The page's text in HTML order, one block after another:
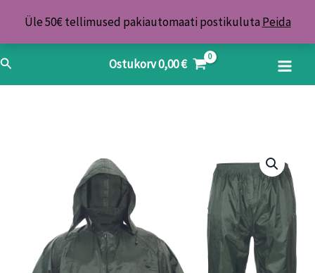
Üle 50€ tellimused pakiautomaati postikuluta Peida
content
Search Ostukorv0,00€